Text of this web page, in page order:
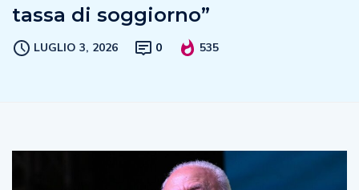
tassa di soggiorno”
LUGLIO 3, 2026 0 535